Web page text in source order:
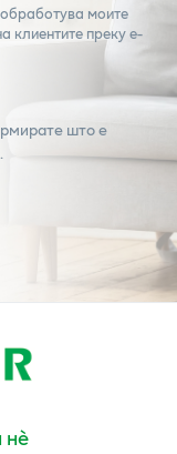
моите
клиентите преку е-
што е